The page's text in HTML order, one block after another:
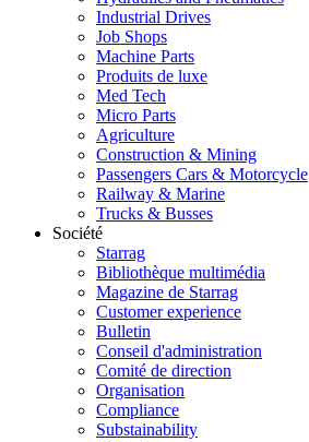
Industrial Drives
Job Shops
Machine Parts
Produits de luxe
Med Tech
Micro Parts
Agriculture
Construction & Mining
Passengers Cars & Motorcycle
Railway & Marine
Trucks & Busses
Société
Starrag
Bibliothèque multimédia
Magazine de Starrag
Customer experience
Bulletin
Conseil d'administration
Comité de direction
Organisation
Compliance
Substainability